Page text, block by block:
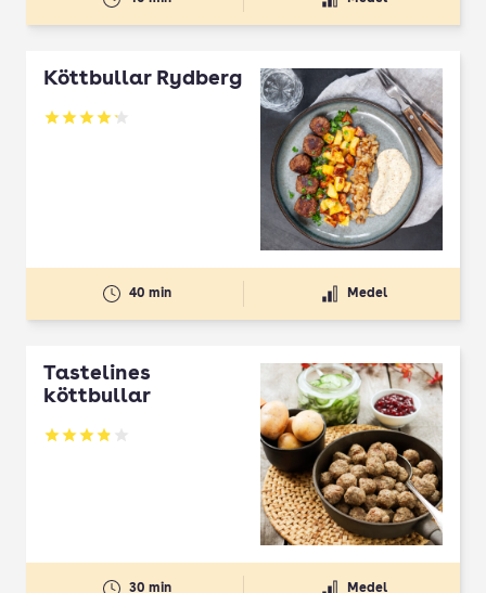
Köttbullar Rydberg
Betyg: 4.17 av 5
40 min Medel
Tastelines
köttbullar
Betyg: 3.86 av 5
30 min Medel